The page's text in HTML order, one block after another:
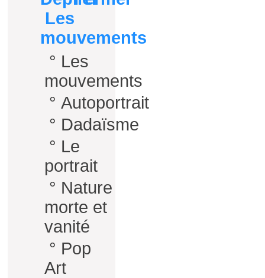
Les
mouvements
° Les
mouvements
° Autoportrait
° Dadaïsme
° Le
portrait
° Nature
morte et
vanité
° Pop
Art